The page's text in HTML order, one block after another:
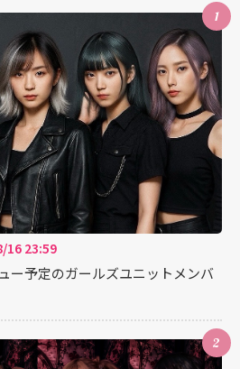
1
16 23:59
ー予定のガールズユニットメンバ
2